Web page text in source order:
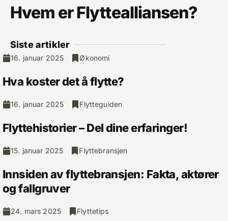
Hvem er Flyttealliansen?
Siste artikler
16. januar 2025 Økonomi
Hva koster det å flytte?
16. januar 2025 Flytteguiden
Flyttehistorier – Del dine erfaringer!
15. januar 2025 Flyttebransjen
Innsiden av flyttebransjen: Fakta, aktører
og fallgruver
24. mars 2025 Flyttetips